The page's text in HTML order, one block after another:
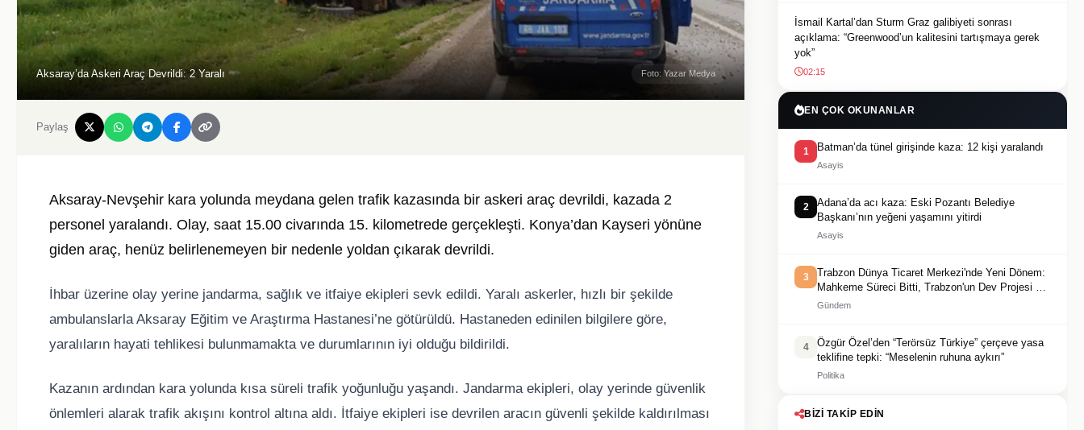
Aksaray’da Askeri Araç Devrildi: 2 Yaralı Foto: Yazar Medya
Paylaş
Aksaray-Nevşehir kara yolunda meydana gelen trafik kazasında bir askeri araç devrildi, kazada 2
personel yaralandı. Olay, saat 15.00 civarında 15. kilometrede gerçekleşti. Konya’dan Kayseri yönüne
giden araç, henüz belirlenemeyen bir nedenle yoldan çıkarak devrildi.
İhbar üzerine olay yerine jandarma, sağlık ve itfaiye ekipleri sevk edildi. Yaralı askerler, hızlı bir şekilde
ambulanslarla Aksaray Eğitim ve Araştırma Hastanesi’ne götürüldü. Hastaneden edinilen bilgilere göre,
yaralıların hayati tehlikesi bulunmamakta ve durumlarının iyi olduğu bildirildi.
Kazanın ardından kara yolunda kısa süreli trafik yoğunluğu yaşandı. Jandarma ekipleri, olay yerinde güvenlik
önlemleri alarak trafik akışını kontrol altına aldı. İtfaiye ekipleri ise devrilen aracın güvenli şekilde kaldırılması
İsmail Kartal’dan Sturm Graz galibiyeti sonrası
açıklama: “Greenwood’un kalitesini tartışmaya gerek
yok”
02:15
EN ÇOK OKUNANLAR
1 Batman’da tünel girişinde kaza: 12 kişi yaralandı
Asayis
2
Adana’da acı kaza: Eski Pozantı Belediye
Başkanı’nın yeğeni yaşamını yitirdi
Asayis
3
Trabzon Dünya Ticaret Merkezi'nde Yeni Dönem:
Mahkeme Süreci Bitti, Trabzon'un Dev Projesi Ne
Zaman Tamamlanacak?
Gündem
4
Özgür Özel’den “Terörsüz Türkiye” çerçeve yasa
teklifine tepki: “Meselenin ruhuna aykırı”
Politika
BIZI TAKIP EDIN